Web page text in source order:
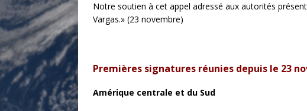
Notre soutien à cet appel adressé aux autorités
Vargas.» (23 novembre)
Premières signatures réunies depuis le 23
Amérique centrale et du Sud